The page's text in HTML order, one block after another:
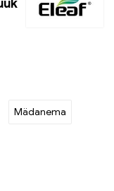
Mädanema